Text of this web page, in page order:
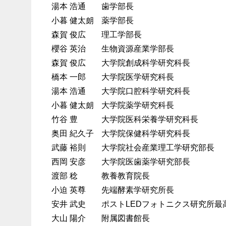
湯本 浩通
歯学部長
小暮 健太朗
薬学部長
森賀 俊広
理工学部長
櫻谷 英治
生物資源産業学部長
森賀 俊広
大学院創成科学研究科長
橋本 一郎
大学院医学研究科長
湯本 浩通
大学院口腔科学研究科長
小暮 健太朗
大学院薬学研究科長
竹谷 豊
大学院医科栄養学研究科長
奥田 紀久子
大学院保健科学研究科長
武藤 裕則
大学院社会産業理工学研究部長
西岡 安彦
大学院医歯薬学研究部長
渡部 稔
教養教育院長
小迫 英尊
先端酵素学研究所長
安井 武史
ポストLEDフォトニクス研究所最
大山 陽介
附属図書館長